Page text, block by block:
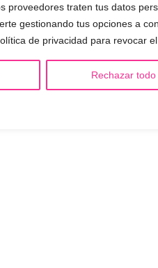
proveedores traten tus datos
gestionando tus opciones a
de privacidad para revocar
Rechazar todo